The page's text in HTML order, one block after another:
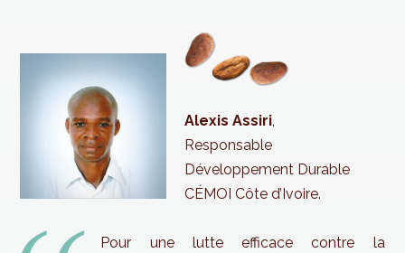
Alexis Assiri,
Responsable
Développement Durable
CÉMOI Côte d’Ivoire.
Pour une lutte efficace contre la